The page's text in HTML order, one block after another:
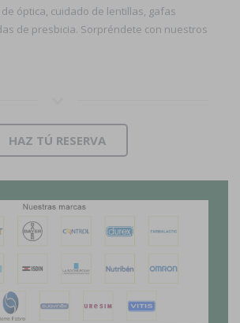
óptica, cuidado de lentillas, gafas
de presbicia. Sorpréndete con nuestros
HAZ TÚ RESERVA